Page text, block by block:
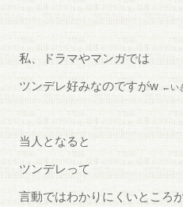
私、ドラマやマンガでは
ツンデレ好みなのですがw ←い
当人となると
ツンデレって
言動ではわかりにくいところ